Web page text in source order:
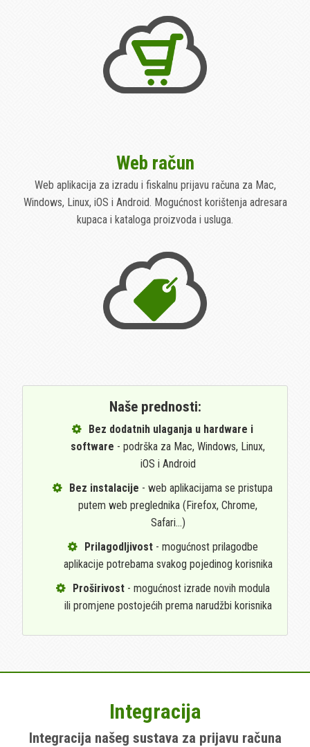
Web račun
Web aplikacija za izradu i fiskalnu prijavu računa za Mac,
Windows, Linux, iOS i Android. Mogućnost korištenja adresara
kupaca i kataloga proizvoda i usluga.
Naše prednosti:
Bez dodatnih ulaganja u hardware i
software - podrška za Mac, Windows, Linux,
iOS i Android
Bez instalacije - web aplikacijama se pristupa
putem web preglednika (Firefox, Chrome,
Safari...)
Prilagodljivost- mogućnost prilagodbe
aplikacije potrebama svakog pojedinog korisnika
Proširivost- mogućnost izrade novih modula
ili promjene postojećih prema narudžbi korisnika
Integracija
Integracija našeg sustava za prijavu računa